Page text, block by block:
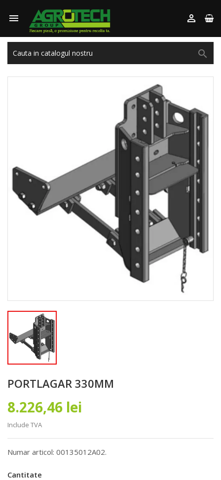
 

PORTLAGAR 330MM
8.226,46 lei
Include TVA
Numar articol: 00135012A02.
Cantitate